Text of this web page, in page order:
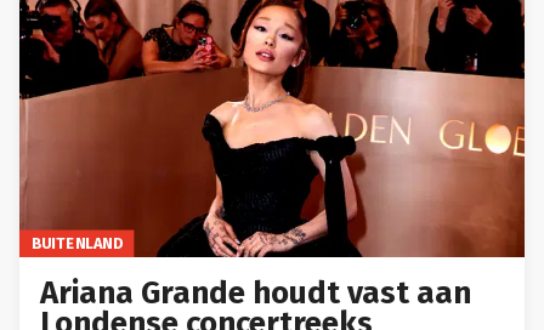
BUITENLAND
Ariana Grande houdt vast aan